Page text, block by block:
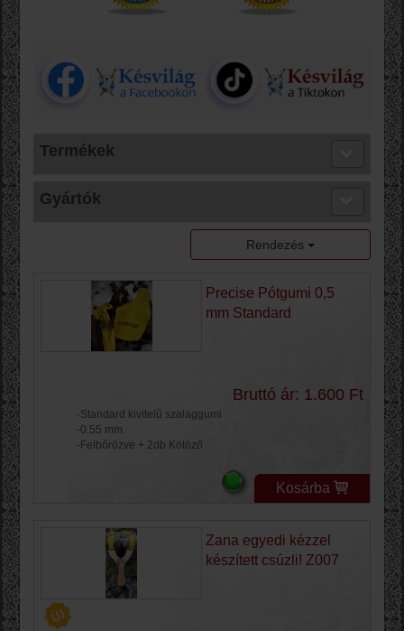
Termékek
Gyártók
Rendezés
Precise Pótgumi 0,5
mm Standard
Bruttó ár: 1.600 Ft
-Standard kivitelű szalaggumi
-0.55 mm
-Felbőrözve + 2db Kötöző
Kosárba
Zana egyedi kézzel
készített csúzli! Z007